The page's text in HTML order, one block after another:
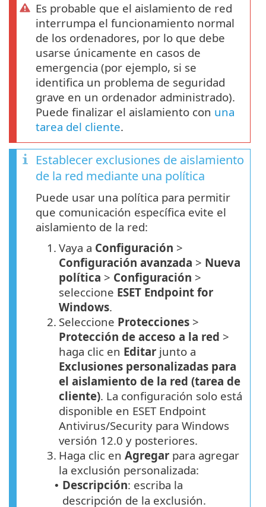
Es probable que el aislamiento de red
interrumpa el funcionamiento normal
de los ordenadores, por lo que debe
usarse únicamente en casos de
emergencia (por ejemplo, si se
identifica un problema de seguridad
grave en un ordenador administrado).
Puede finalizar el aislamiento con una
tarea del cliente.
Establecer exclusiones de aislamiento
de la red mediante una política
Puede usar una política para permitir
que comunicación específica evite el
aislamiento de la red:
1. Vaya a Configuración >
Configuración avanzada > Nueva
política > Configuración >
seleccione ESET Endpoint for
Windows.
2. Seleccione Protecciones >
Protección de acceso a la red >
haga clic en Editar junto a
Exclusiones personalizadas para
el aislamiento de la red (tarea de
cliente). La configuración solo está
disponible en ESET Endpoint
Antivirus/Security para Windows
versión 12.0 y posteriores.
3. Haga clic en Agregar para agregar
la exclusión personalizada:
• Descripción: escriba la
descripción de la exclusión.